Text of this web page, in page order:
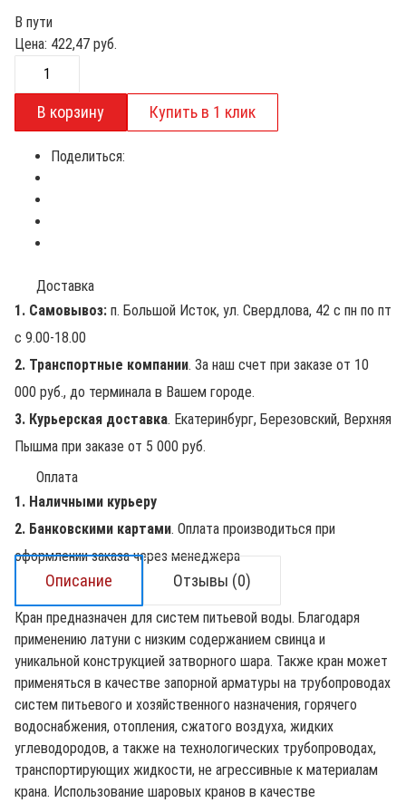
В пути
Цена: 422,47 руб.
Поделиться:
Доставка
1. Самовывоз: п. Большой Исток, ул. Свердлова, 42 с пн по пт
с 9.00-18.00
2. Транспортные компании. За наш счет при заказе от 10
000 руб., до терминала в Вашем городе.
3. Курьерская доставка. Екатеринбург, Березовский, Верхняя
Пышма при заказе от 5 000 руб.
Оплата
1. Наличными курьеру
2. Банковскими картами. Оплата производиться при
оформлении заказа через менеджера
Описание Отзывы (0)
Кран предназначен для систем питьевой воды. Благодаря
применению латуни с низким содержанием свинца и
уникальной конструкцией затворного шара. Также кран может
применяться в качестве запорной арматуры на трубопроводах
систем питьевого и хозяйственного назначения, горячего
водоснабжения, отопления, сжатого воздуха, жидких
углеводородов, а также на технологических трубопроводах,
транспортирующих жидкости, не агрессивные к материалам
крана. Использование шаровых кранов в качестве